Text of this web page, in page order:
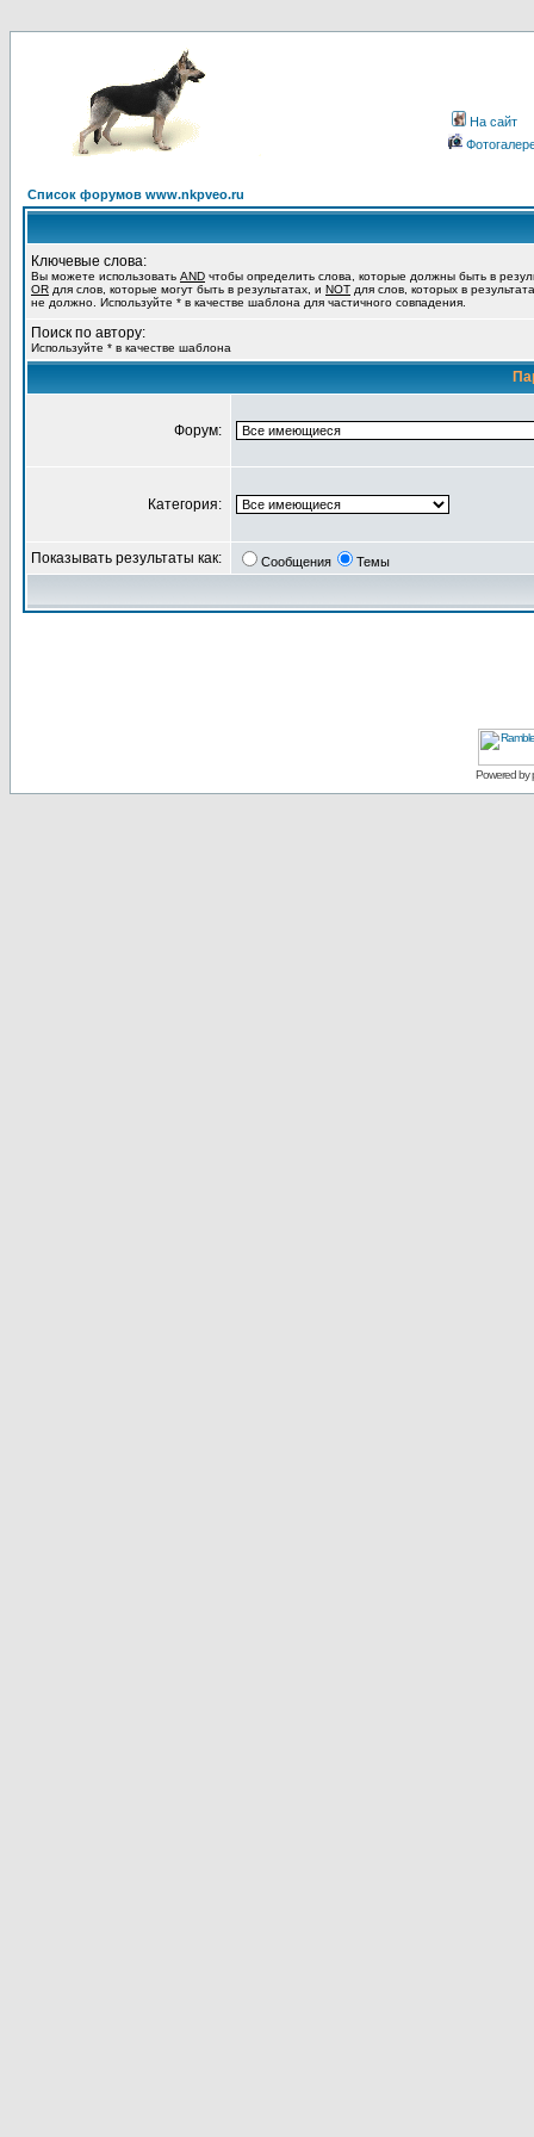
На сайт
Список форумов www.nkpveo.ru
Ключевые слова:
Вы можете использовать AND чтобы определить слова, которые должны быть в
OR для слов, которые могут быть в результатах, и NOT для слов, которых в
не должно. Используйте * в качестве шаблона для частичного совпадения.
Поиск по автору:
Используйте * в качестве шаблона
Форум:
Категория:
Показывать результаты как: Сообщения Темы
Powered by